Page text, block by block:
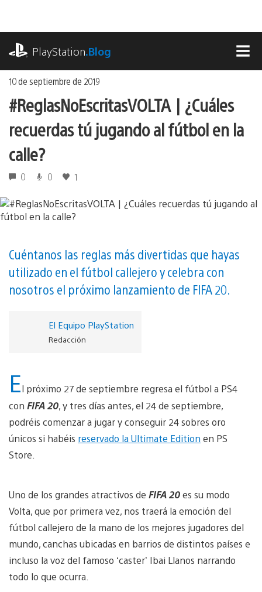
contenido
PlayStation.Blog
10 de septiembre de 2019
#ReglasNoEscritasVOLTA | ¿Cuáles
recuerdas tú jugando al fútbol en la
calle?
0 0 1
Cuéntanos las reglas más divertidas que hayas
utilizado en el fútbol callejero y celebra con
nosotros el próximo lanzamiento de FIFA 20.
El Equipo PlayStation
Redacción
El próximo 27 de septiembre regresa el fútbol a PS4
con FIFA 20, y tres días antes, el 24 de septiembre,
podréis comenzar a jugar y conseguir 24 sobres oro
únicos si habéis reservado la Ultimate Edition en PS
Store.
Uno de los grandes atractivos de FIFA 20es su modo
Volta, que por primera vez, nos traerá la emoción del
fútbol callejero de la mano de los mejores jugadores del
mundo, canchas ubicadas en barrios de distintos países e
incluso la voz del famoso ‘caster’ Ibai Llanos narrando
todo lo que ocurra.